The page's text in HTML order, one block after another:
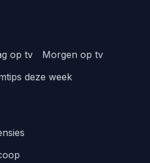
op tv
Morgen op tv
deze week